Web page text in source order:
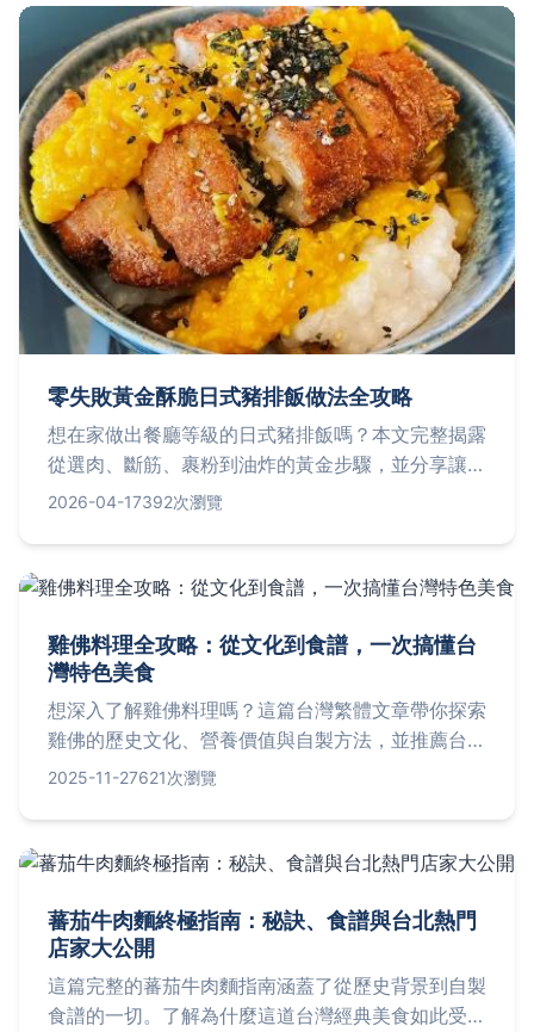
零失敗黃金酥脆日式豬排飯做法全攻略
想在家做出餐廳等級的日式豬排飯嗎？本文完整揭露
從選肉、斷筋、裹粉到油炸的黃金步驟，並分享讓豬
排保持酥脆多汁的關鍵技巧，最後附上正宗日式醬汁
2026-04-17392次瀏覽
雞佛料理全攻略：從文化到食譜，一次搞懂台
灣特色美食
想深入了解雞佛料理嗎？這篇台灣繁體文章帶你探索
雞佛的歷史文化、營養價值與自製方法，並推薦台
北、台中等地人氣餐廳，附詳細地址、價格與營業時
等，幫助您從新手變專家，享受這道獨特台灣美食。
2025-11-27621次瀏覽
蕃茄牛肉麵終極指南：秘訣、食譜與台北熱門
店家大公開
這篇完整的蕃茄牛肉麵指南涵蓋了從歷史背景到自製
食譜的一切。了解為什麼這道台灣經典美食如此受歡